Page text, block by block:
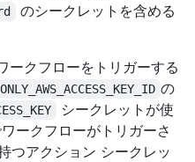
のシークレットを含める
クフローをトリガーする
の
シークレットが使
ークフローがトリガーさ
つアクション シークレッ